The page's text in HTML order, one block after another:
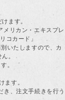
ます。
メリカン・エキスプレ
コカード」
いたしますので、カ
。
。
ます。
き、注文手続きを行う